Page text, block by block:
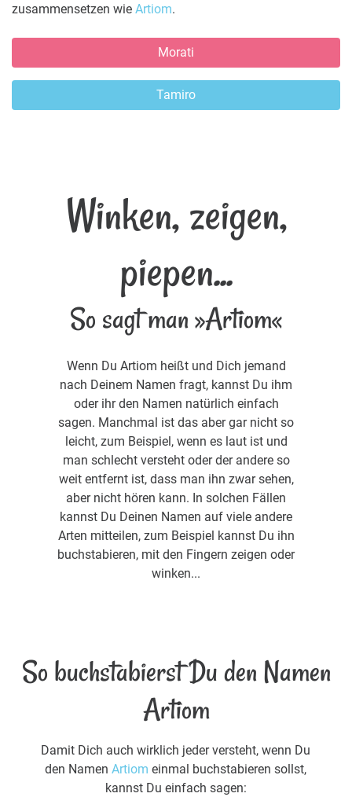
zusammensetzen wie Artiom.
Morati
Tamiro
Winken, zeigen,
piepen...
So sagt man »Artiom«
Wenn Du Artiom heißt und Dich jemand
nach Deinem Namen fragt, kannst Du ihm
oder ihr den Namen natürlich einfach
sagen. Manchmal ist das aber gar nicht so
leicht, zum Beispiel, wenn es laut ist und
man schlecht versteht oder der andere so
weit entfernt ist, dass man ihn zwar sehen,
aber nicht hören kann. In solchen Fällen
kannst Du Deinen Namen auf viele andere
Arten mitteilen, zum Beispiel kannst Du ihn
buchstabieren, mit den Fingern zeigen oder
winken...
So buchstabierst Du den Namen
Artiom
Damit Dich auch wirklich jeder versteht, wenn Du
den NamenArtiom einmal buchstabieren sollst,
kannst Du einfach sagen: